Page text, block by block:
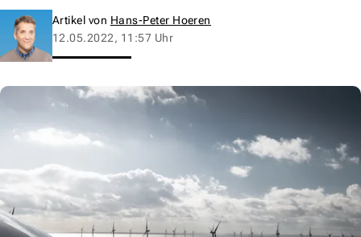
Artikel von Hans-Peter Hoeren
12.05.2022, 11:57 Uhr